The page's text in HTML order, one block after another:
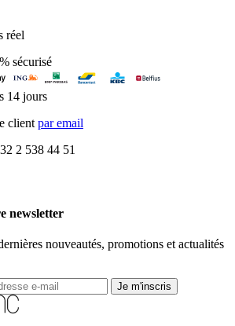
réel
sécurisé
14 jours
clientpar email
2 538 44 51
newsletter
nouveautés, promotions et actualités
Je m'inscris